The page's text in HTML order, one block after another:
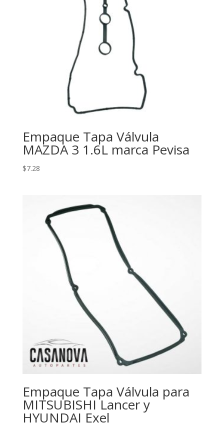
Empaque Tapa Válvula
MAZDA 3 1.6L marca Pevisa
$7.28
Empaque Tapa Válvula para
MITSUBISHI Lancer y
HYUNDAI Exel